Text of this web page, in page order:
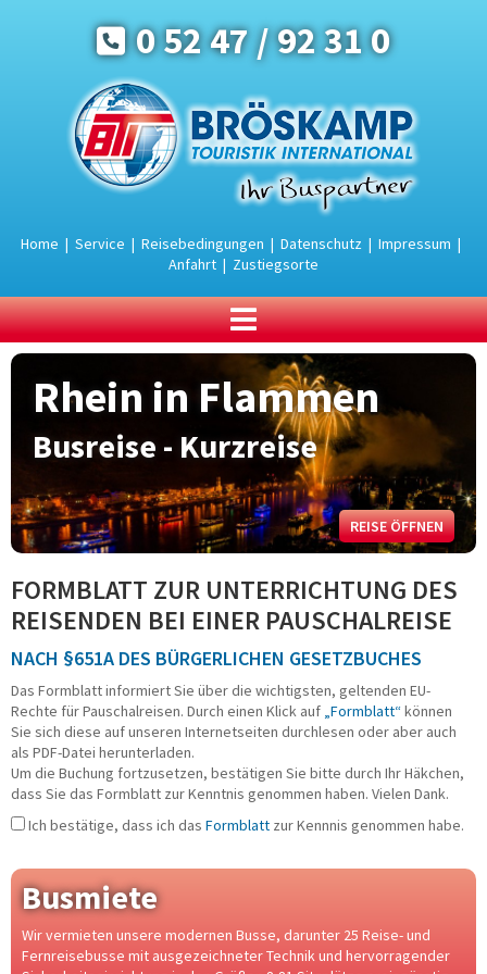
0 52 47 / 92 31 0
Home | Service | Reisebedingungen | Datenschutz| Impressum |
Anfahrt | Zustiegsorte
BUSREISEN
Urlaub an der Ostsee
Urlaub in den Bergen
Urlaubsreisen
Rundreisen
Fahrradreisen
Städtereisen
Schiffsreisen
Musicals - Shows
Tagesfahrten
Konzert und Event
Adventsreisen
Festtagsreisen
BUSMIETE
Mietbus-Anfrage
Linien-/ Transferbusse
Kleinbusse/Bulli
REISE ÖFFNEN
Rhein in Flammen
Busreise - Kurzreise
FORMBLATT ZUR UNTERRICHTUNG DES
REISENDEN BEI EINER PAUSCHALREISE
NACH §651A DES BÜRGERLICHEN GESETZBUCHES
Das Formblatt informiert Sie über die wichtigsten, geltenden EU-
Rechte für Pauschalreisen. Durch einen Klick auf „Formblatt“können
Sie sich diese auf unseren Internetseiten durchlesen oder aber auch
als PDF-Datei herunterladen.
Um die Buchung fortzusetzen, bestätigen Sie bitte durch Ihr Häkchen,
dass Sie das Formblatt zur Kenntnis genommen haben. Vielen Dank.
Ich bestätige, dass ich das Formblatt zur Kennnis genommen habe.
Busmiete
Wir vermieten unsere modernen Busse, darunter 25 Reise- und
Fernreisebusse mit ausgezeichneter Technik und hervorragender